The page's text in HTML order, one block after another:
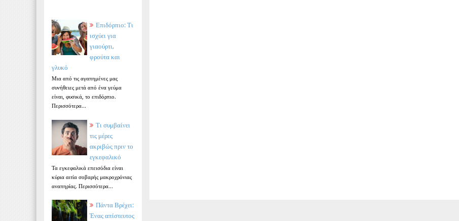
Επιδόρπιο: Τι
ισχύει για
γιαούρτι,
φρούτα και
γλυκό
Μια από τις αγαπημένες μας
συνήθειες μετά από ένα γεύμα
είναι, φυσικά, το επιδόρπιο.
Περισσότερα...
Τι συμβαίνει
τις μέρες
ακριβώς πριν το
εγκεφαλικό
Τα εγκεφαλικά επεισόδια είναι
κύρια αιτία σοβαρής μακροχρόνιας
αναπηρίας. Περισσότερα...
Πάντα Βρέχει:
Ένας απίστευτος